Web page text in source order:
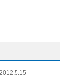
2012.5.15